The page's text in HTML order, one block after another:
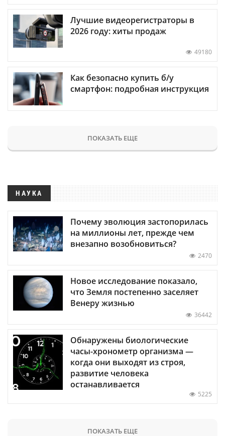
Лучшие видеорегистраторы в
2026 году: хиты продаж
49180
Как безопасно купить б/у
смартфон: подробная инструкция
ПОКАЗАТЬ ЕЩЕ
НАУКА
Почему эволюция застопорилась
на миллионы лет, прежде чем
внезапно возобновиться?
2470
Новое исследование показало,
что Земля постепенно заселяет
Венеру жизнью
36442
Обнаружены биологические
часы-хронометр организма —
когда они выходят из строя,
развитие человека
останавливается
5225
ПОКАЗАТЬ ЕЩЕ